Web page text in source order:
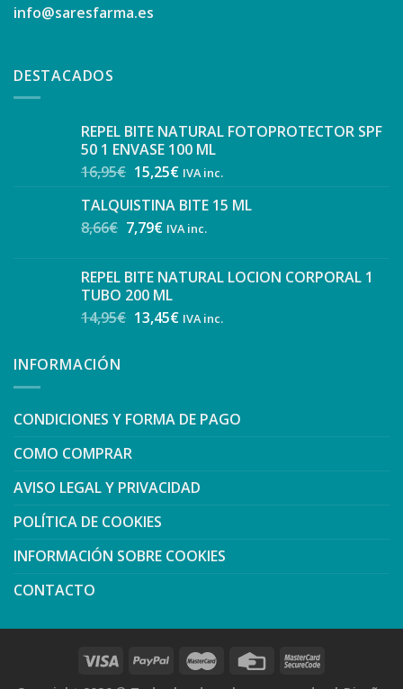
info@saresfarma.es
DESTACADOS
REPEL BITE NATURAL FOTOPROTECTOR SPF
50 1 ENVASE 100 ML
16,95€ 15,25€ IVA inc.
TALQUISTINA BITE 15 ML
8,66€ 7,79€ IVA inc.
REPEL BITE NATURAL LOCION CORPORAL 1
TUBO 200 ML
14,95€ 13,45€ IVA inc.
INFORMACIÓN
CONDICIONES Y FORMA DE PAGO
COMO COMPRAR
AVISO LEGAL Y PRIVACIDAD
POLÍTICA DE COOKIES
INFORMACIÓN SOBRE COOKIES
CONTACTO